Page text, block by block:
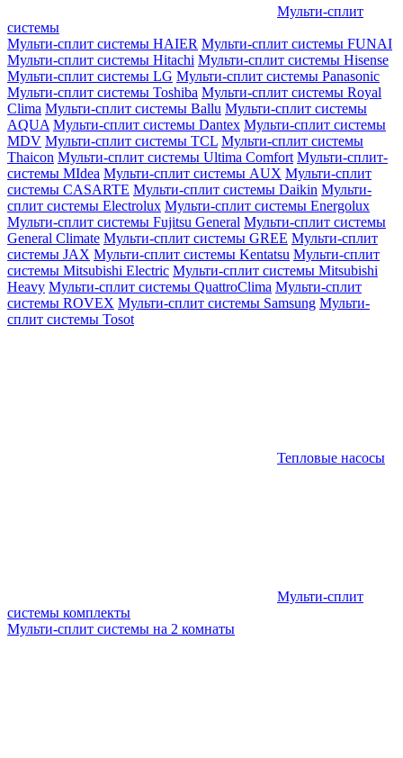
Мульти-сплит
системы
Мульти-сплит системы HAIER Мульти-сплит системы FUNAI
Мульти-сплит системы Hitachi Мульти-сплит системы Hisense
Мульти-сплит системы LG Мульти-сплит системы Panasonic
Мульти-сплит системы Toshiba Мульти-сплит системы Royal
Clima Мульти-сплит системы Ballu Мульти-сплит системы
AQUA Мульти-сплит системы Dantex Мульти-сплит системы
MDV Мульти-сплит системы TCL Мульти-сплит системы
Thaicon Мульти-сплит системы Ultima Comfort Мульти-сплит-
системы MIdea Мульти-сплит системы AUX Мульти-сплит
системы CASARTE Мульти-сплит системы Daikin Мульти-
сплит системы Electrolux Мульти-сплит системы Energolux
Мульти-сплит системы Fujitsu General Мульти-сплит системы
General Climate Мульти-сплит системы GREE Мульти-сплит
системы JAX Мульти-сплит системы Kentatsu Мульти-сплит
системы Mitsubishi Electric Мульти-сплит системы Mitsubishi
Heavy Мульти-сплит системы QuattroClima Мульти-сплит
системы ROVEX Мульти-сплит системы Samsung Мульти-
сплит системы Tosot
Тепловые насосы
Мульти-сплит
системы комплекты
Мульти-сплит системы на 2 комнаты